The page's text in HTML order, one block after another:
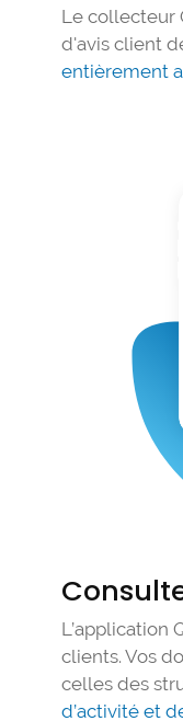
Le collecteur
d'avis client
entièrement
L’application
clients. Vos
celles des
d’activité et